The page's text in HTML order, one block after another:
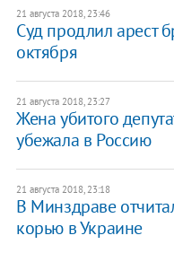
21 августа 2018, 23:46
Суд продлил арест
октября
21 августа 2018, 23:27
Жена убитого
убежала в Россию
21 августа 2018, 23:18
В Минздраве
корью в Украине